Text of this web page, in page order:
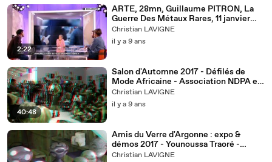
2:22
ARTE, 28mn, Guillaume PITRON, La
Guerre Des Métaux Rares, 11 janvier
2018
Christian LAVIGNE
il y a 9 ans
40:48
Salon d'Automne 2017 - Défilés de
Mode Africaine - Association NDPA et
Mike SYLLA-anaglyphes
Christian LAVIGNE
il y a 9 ans
Amis du Verre d'Argonne : expo &
démos 2017 - Younoussa Traoré -
VIDEO EN ANAGLYPHES
Christian LAVIGNE